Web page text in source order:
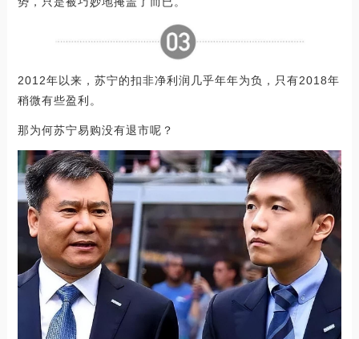
2012年以来，苏宁的扣非净利润几乎年年为负，只有2018年
稍微有些盈利。
那为何苏宁易购没有退市呢？